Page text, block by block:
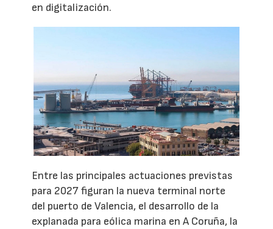
en digitalización.
Entre las principales actuaciones previstas
para 2027 figuran la nueva terminal norte
del puerto de Valencia, el desarrollo de la
explanada para eólica marina en A Coruña, la